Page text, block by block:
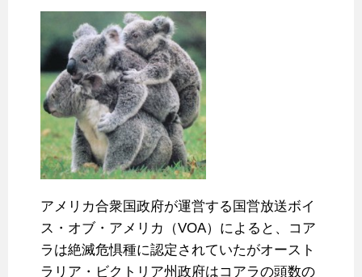
アメリカ合衆国政府が運営する国営放送ボイ
ス・オブ・アメリカ（VOA）によると、コア
ラは絶滅危惧種に認定されていたがオースト
ラリア・ビクトリア州政府はコアラの頭数の